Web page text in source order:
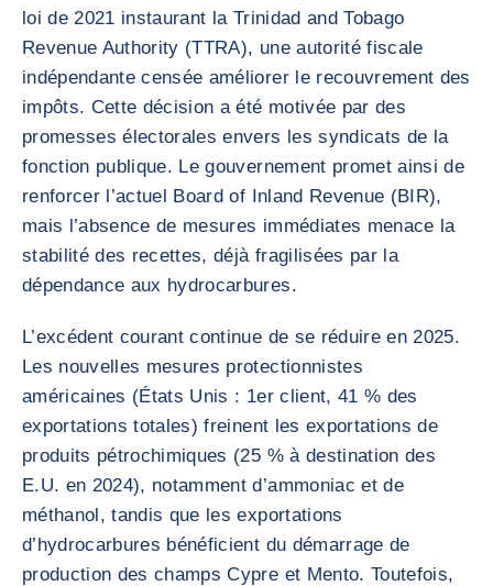
loi de 2021 instaurant la Trinidad and Tobago
Revenue Authority (TTRA), une autorité fiscale
indépendante censée améliorer le recouvrement des
impôts. Cette décision a été motivée par des
promesses électorales envers les syndicats de la
fonction publique. Le gouvernement promet ainsi de
renforcer l’actuel Board of Inland Revenue (BIR),
mais l’absence de mesures immédiates menace la
stabilité des recettes, déjà fragilisées par la
dépendance aux hydrocarbures.
L’excédent courant continue de se réduire en 2025.
Les nouvelles mesures protectionnistes
américaines (États Unis : 1er client, 41 % des
exportations totales) freinent les exportations de
produits pétrochimiques (25 % à destination des
E.U. en 2024), notamment d’ammoniac et de
méthanol, tandis que les exportations
d’hydrocarbures bénéficient du démarrage de
production des champs Cypre et Mento. Toutefois,